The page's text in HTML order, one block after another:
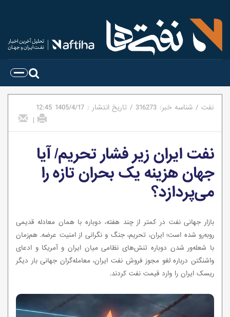
نفت / شناسه خبر: 316273
/ تاریخ انتشار : 1405/4/17
12:45
|
نفت ایران زیر فشار تحریم/ آیا
جهان هزینه یک بحران تازه را
می‌پردازد؟
بازار جهانی نفت در کمتر از چند هفته، دوباره با همان معادله قدیمی
روبه‌رو شده است؛ ایران، تحریم، جنگ و نگرانی از امنیت عرضه. هم‌زمان
با شعله‌ور شدن دوباره تنش‌های نظامی میان ایران و آمریکا و ادعای
واشنگتن درباره لغو مجوز فروش نفت ایران، معامله‌گران جهانی بار دیگر
ریسک ایران را وارد قیمت نفت کردند.